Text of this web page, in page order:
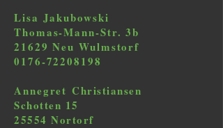
Lisa Jakubowski
Thomas-Mann-Str. 3b
21629 Neu Wulmstorf
0176-72208198
AnnegretChristiansen
Schotten 15
25554 Nortorf